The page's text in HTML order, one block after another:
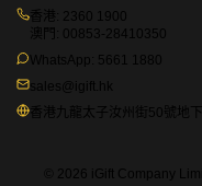
問：訂製牧師襯衫的製
答：訂製牧師襯衫的製
於訂單的複雜程度和數
的交貨時間，並確保按
答：iGift 牧師襯衫採用
香港: 2360 1900
澳門: 00853-28410350
WhatsApp: 5661 1880
sales@igift.hk
香港九龍太子汝州街50號地下
© 2026 iGift Company